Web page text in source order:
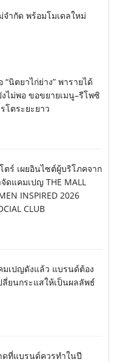
จำกัด พร้อมโมเดลใหม่
“นิตยาไก่ย่าง” พารายได้
ไม่พอ ขอขยายเมนู–รีโพซิ
โตระยะยาว
ตร์ เผยอินไซต์ผู้บริโภคจาก
ดแคมเปญ THE MALL
INSPIRED 2026
CLUB
มเปญดังแล้ว แบรนด์ต้อง
ลี่ยนกระแสให้เป็นผลลัพธ์
ดที่แบรนด์ควรทำในปี